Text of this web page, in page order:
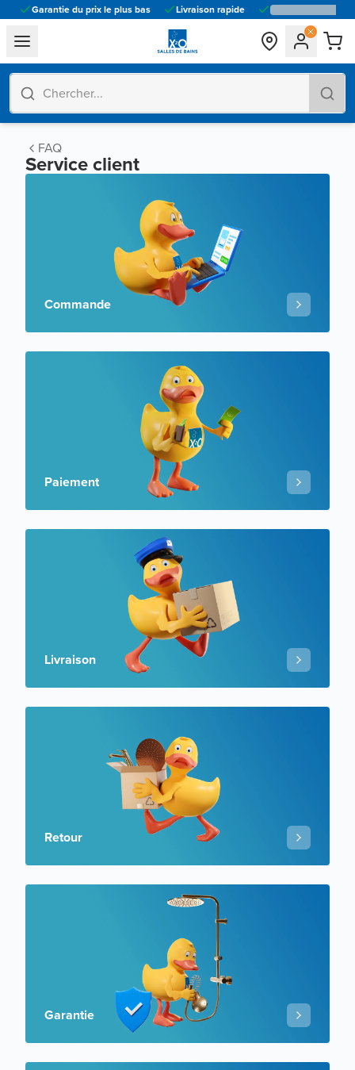
Garantie du prix le plus bas Livraison rapide
general.navigation.toggle_menu.label
FAQ
Service client
Commande
Paiement
Livraison
Retour
Garantie